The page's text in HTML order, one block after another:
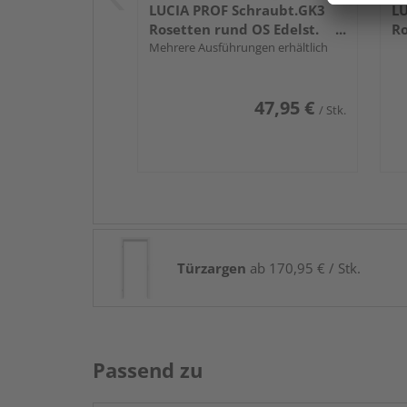
LUCIA PROF Schraubt.GK3
Rosetten rund OS Edelst.
ma.
Mehrere Ausführungen erhältlich
47,95 € / Stk.
Türzargen ab 170,95 € / Stk.
Passend zu